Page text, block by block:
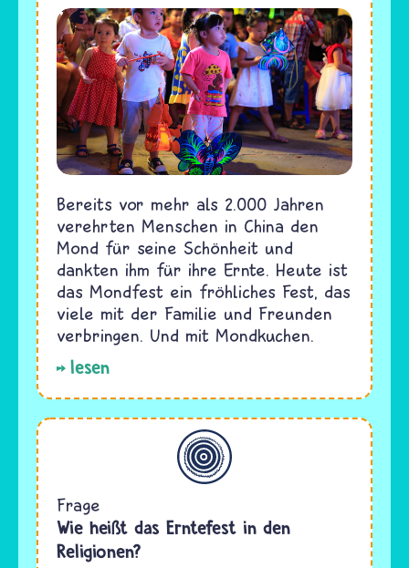
Bereits vor mehr als 2.000 Jahren
verehrten Menschen in China den
Mond für seine Schönheit und
dankten ihm für ihre Ernte. Heute ist
das Mondfest ein fröhliches Fest, das
viele mit der Familie und Freunden
verbringen. Und mit Mondkuchen.
lesen
Allgemein
Frage
Wie heißt das Erntefest in den
Religionen?